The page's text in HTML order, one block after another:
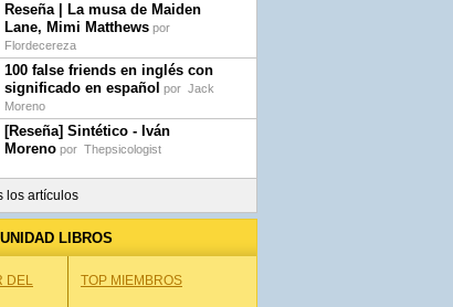
Reseña | La musa de Maiden
Lane, Mimi Matthews por
Flordecereza
100 false friends en inglés con
significado en español por Jack
Moreno
[Reseña] Sintético - Iván
Moreno por Thepsicologist
los artículos
LIBROS
DEL
TOP MIEMBROS